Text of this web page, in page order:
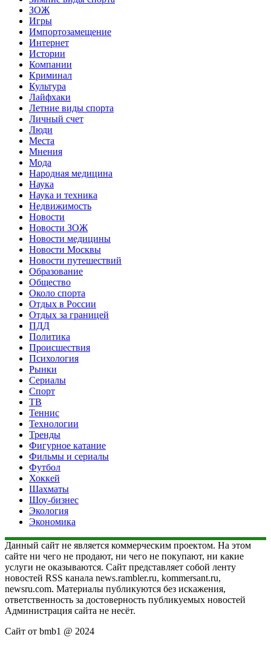
ЗОЖ
Игры
Импортозамещение
Интернет
Истории
Компании
Криминал
Культура
Лайфхаки
Летние виды спорта
Личный счет
Люди
Места
Мнения
Мода
Народная медицина
Наука
Наука и техника
Недвижимость
Новости
Новости ЗОЖ
Новости медицины
Новости Москвы
Новости путешествий
Образование
Общество
Около спорта
Отдых в России
Отдых за границей
ПДД
Политика
Происшествия
Психология
Рынки
Сериалы
Спорт
ТВ
Теннис
Технологии
Тренды
Фигурное катание
Фильмы и сериалы
Футбол
Хоккей
Шахматы
Шоу-бизнес
Экология
Экономика
Данный сайт не является коммерческим проектом. На этом
сайте ни чего не продают, ни чего не покупают, ни какие
услуги не оказываются. Сайт представляет собой ленту
новостей RSS канала news.rambler.ru, kommersant.ru,
newsru.com. Материалы публикуются без искажения,
ответственность за достоверность публикуемых новостей
Администрация сайта не несёт.
Сайт от bmb1 @ 2024